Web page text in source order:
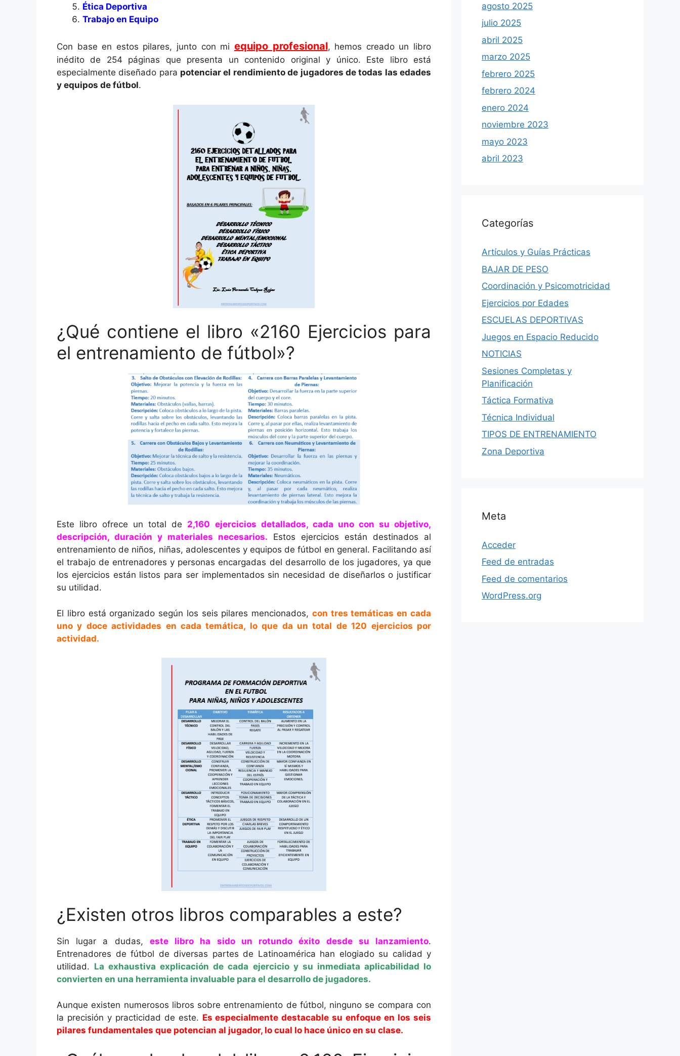
Ética Deportiva
Trabajo en Equipo
Con base en estos pilares, junto con mi equipo profesional, hemos creado un libro
inédito de 254 páginas que presenta un contenido original y único. Este libro está
especialmente diseñado para potenciar el rendimiento de jugadores de todas las edades
y equipos de fútbol.
¿Qué contiene el libro «2160 Ejercicios para
el entrenamiento de fútbol»?
Este libro ofrece un total de 2,160 ejercicios detallados, cada uno con su objetivo,
descripción, duración y materiales necesarios. Estos ejercicios están destinados al
entrenamiento de niños, niñas, adolescentes y equipos de fútbol en general. Facilitando así
el trabajo de entrenadores y personas encargadas del desarrollo de los jugadores, ya que
los ejercicios están listos para ser implementados sin necesidad de diseñarlos o justificar
su utilidad.
El libro está organizado según los seis pilares mencionados, con tres temáticas en cada
uno y doce actividades en cada temática, lo que da un total de 120 ejercicios por
actividad.
¿Existen otros libros comparables a este?
Sin lugar a dudas, este libro ha sido un rotundo éxito desde su lanzamiento.
Entrenadores de fútbol de diversas partes de Latinoamérica han elogiado su calidad y
utilidad. La exhaustiva explicación de cada ejercicio y su inmediata aplicabilidad lo
convierten en una herramienta invaluable para el desarrollo de jugadores.
Aunque existen numerosos libros sobre entrenamiento de fútbol, ninguno se compara con
la precisión y practicidad de este. Es especialmente destacable su enfoque en los seis
pilares fundamentales que potencian al jugador, lo cual lo hace único en su clase.
agosto 2025
julio 2025
abril 2025
marzo 2025
febrero 2025
febrero 2024
enero 2024
noviembre 2023
mayo 2023
abril 2023
Categorías
Artículos y Guías Prácticas
BAJAR DE PESO
Coordinación y Psicomotricidad
Ejercicios por Edades
ESCUELAS DEPORTIVAS
Juegos en Espacio Reducido
NOTICIAS
Sesiones Completas y
Planificación
Táctica Formativa
Técnica Individual
TIPOS DE ENTRENAMIENTO
Zona Deportiva
Meta
Acceder
Feed de entradas
Feed de comentarios
WordPress.org